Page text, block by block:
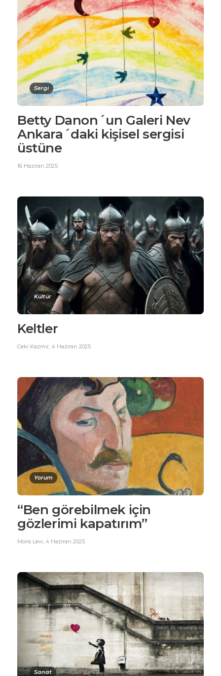
Sergi
Betty Danon´un Galeri Nev
Ankara´daki kişisel sergisi
üstüne
16 Haziran 2025
Kültür
Keltler
Ceki Kazmir, 4 Haziran 2025
Yorum
“Ben görebilmek için
gözlerimi kapatırım”
Moris Levi 4 Haziran 2025
Sanat